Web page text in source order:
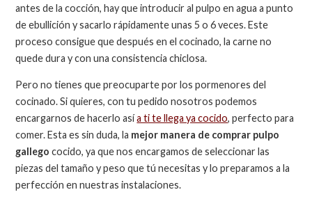
antes de la cocción, hay que introducir al pulpo en agua a punto
de ebullición y sacarlo rápidamente unas 5 o 6 veces. Este
proceso consigue que después en el cocinado, la carne no
quede dura y con una consistencia chiclosa.
Pero no tienes que preocuparte por los pormenores del
cocinado. Si quieres, con tu pedido nosotros podemos
encargarnos de hacerlo asía ti te llega ya cocido, perfecto para
comer. Esta es sin duda, la mejor manera de comprar pulpo
gallego cocido, ya que nos encargamos de seleccionar las
piezas del tamaño y peso que tú necesitas y lo preparamos a la
perfección en nuestras instalaciones.